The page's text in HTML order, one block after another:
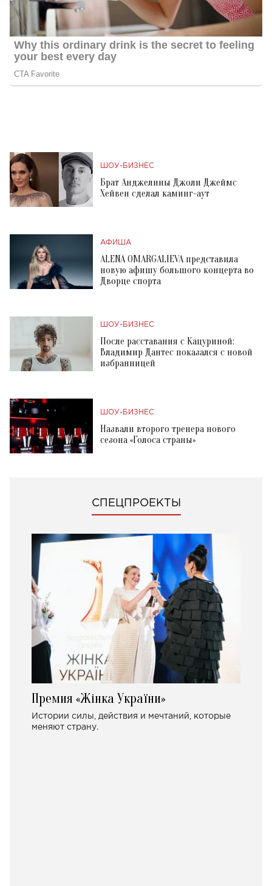
ШОУ-БИЗНЕС
Брат Анджелины Джоли Джеймс
Хейвен сделал каминг-аут
АФИША
ALENA OMARGALIEVA представила
новую афишу большого концерта во
Дворце спорта
ШОУ-БИЗНЕС
После расставания с Кацуриной:
Владимир Дантес показался с новой
избранницей
ШОУ-БИЗНЕС
Назвали второго тренера нового
сезона «Голоса страны»
СПЕЦПРОЕКТЫ
Премия «Жінка України»
Истории силы, действия и мечтаний, которые
меняют страну.